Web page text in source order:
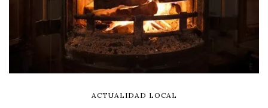
ACTUALIDAD LOCAL